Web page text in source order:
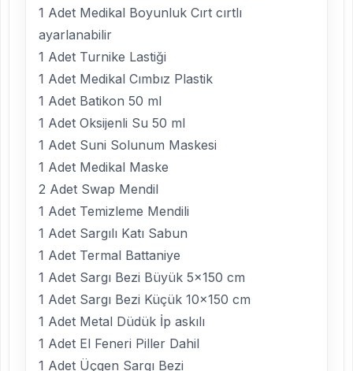
1 Adet Medikal Boyunluk Cırt cırtlı
ayarlanabilir
1 Adet Turnike Lastiği
1 Adet Medikal Cımbız Plastik
1 Adet Batikon 50 ml
1 Adet Oksijenli Su 50 ml
1 Adet Suni Solunum Maskesi
1 Adet Medikal Maske
2 Adet Swap Mendil
1 Adet Temizleme Mendili
1 Adet Sargılı Katı Sabun
1 Adet Termal Battaniye
1 Adet Sargı Bezi Büyük 5×150 cm
1 Adet Sargı Bezi Küçük 10×150 cm
1 Adet Metal Düdük İp askılı
1 Adet El Feneri Piller Dahil
1 Adet Üçgen Sargı Bezi